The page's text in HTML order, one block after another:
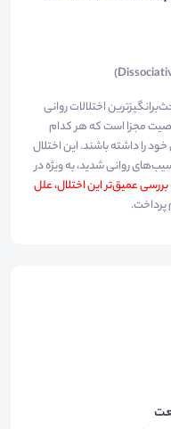
اختلالات روانی
مجزا است که هر کدام
را داشته باشند. این اختلال
روانی شدید، به ویژه در
بررسی عمیق‌تر این اختلال، علل